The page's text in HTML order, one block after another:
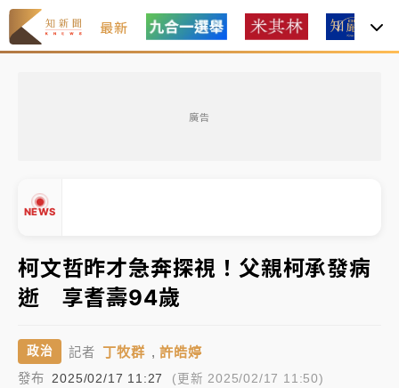
最新
廣告
NEWS
有片｜
連根拔起
中颱白海豚風雨來了！中部以北防豪雨 今晚、明天影
響最劇烈
白海豚逼近！北市水門只出不進 未移置車輛最高罰
油價持續凍漲！ 中油宣布下周一汽柴油價格維持不變
柯文哲昨才急奔探視！父親柯承發病
逝 享耆壽94歲
政治 記者 丁牧群 ,許皓婷
發布 2025/02/17 11:27 (更新 2025/02/17 11:50)